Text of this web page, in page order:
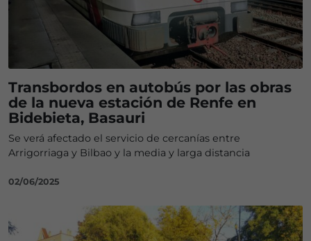
Transbordos en autobús por las obras
de la nueva estación de Renfe en
Bidebieta, Basauri
Se verá afectado el servicio de cercanías entre
Arrigorriaga y Bilbao y la media y larga distancia
02/06/2025